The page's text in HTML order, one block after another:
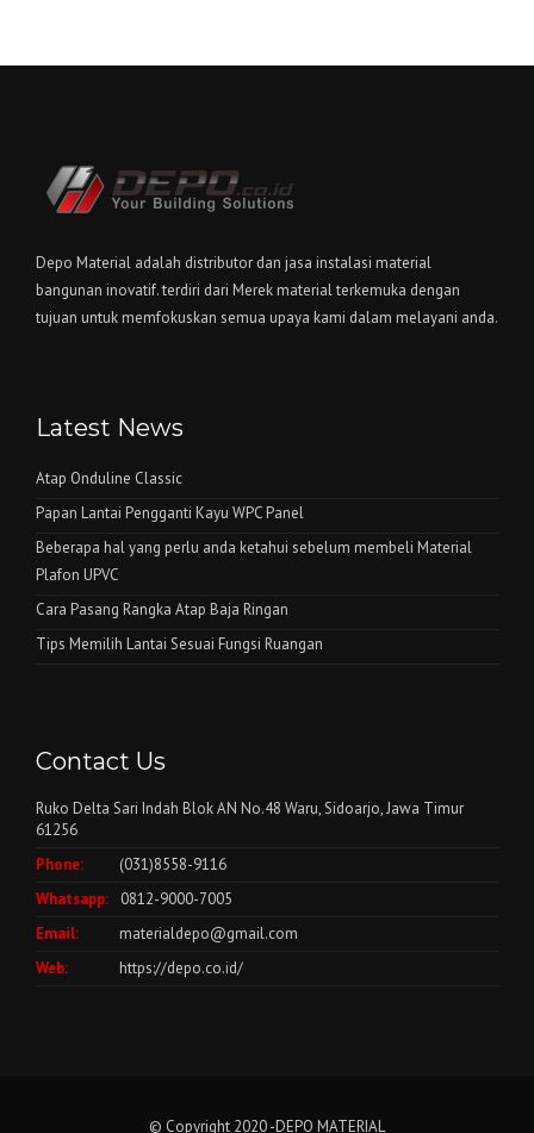
Depo Material adalah distributor dan jasa instalasi material
bangunan inovatif. terdiri dari Merek material terkemuka dengan
tujuan untuk memfokuskan semua upaya kami dalam melayani anda.
Latest News
Atap Onduline Classic
Papan Lantai Pengganti Kayu WPC Panel
Beberapa hal yang perlu anda ketahui sebelum membeli Material
Plafon UPVC
Cara Pasang Rangka Atap Baja Ringan
Tips Memilih Lantai Sesuai Fungsi Ruangan
Contact Us
Ruko Delta Sari Indah Blok AN No.48 Waru, Sidoarjo, Jawa Timur
61256
Phone:
(031)8558-9116
Whatsapp:
0812-9000-7005
Email:
materialdepo@gmail.com
Web:
https://depo.co.id/
© Copyright 2020 -DEPO MATERIAL